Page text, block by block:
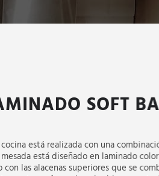
SOFT
está realizada con una
está diseñado en laminado
con las alacenas superiores que se